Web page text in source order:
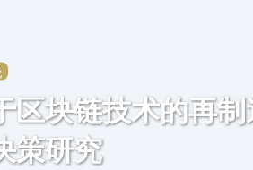
区块链技术的再
策研究